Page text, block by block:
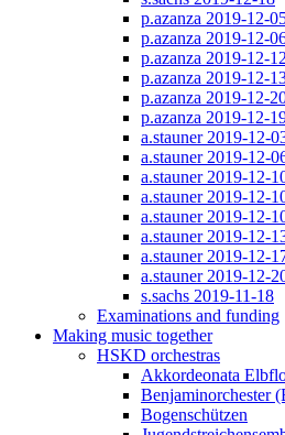
p.azanza 2019-12-
p.azanza 2019-12-
p.azanza 2019-12-12
p.azanza 2019-12-
p.azanza 2019-12-
p.azanza 2019-12-
a.stauner 2019-12-
a.stauner 2019-12-
a.stauner 2019-12-
a.stauner 2019-12-
a.stauner 2019-12-
a.stauner 2019-12-
a.stauner 2019-12-
a.stauner 2019-12-
s.sachs 2019-11-18
Examinations and funding
Making music together
HSKD orchestras
Akkordeonata
Benjaminorchester
Bogenschützen